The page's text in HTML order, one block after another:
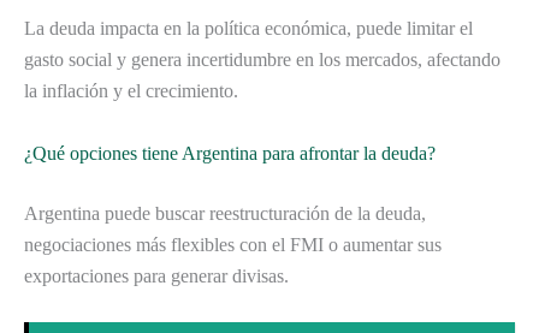
La deuda impacta en la política económica, puede limitar el
gasto social y genera incertidumbre en los mercados, afectando
la inflación y el crecimiento.
¿Qué opciones tiene Argentina para afrontar la deuda?
Argentina puede buscar reestructuración de la deuda,
negociaciones más flexibles con el FMI o aumentar sus
exportaciones para generar divisas.